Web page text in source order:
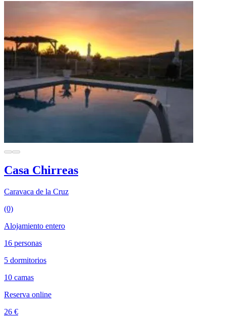
Casa Chirreas
Caravaca de la Cruz
(0)
Alojamiento entero
16 personas
5 dormitorios
10 camas
Reserva online
26 €